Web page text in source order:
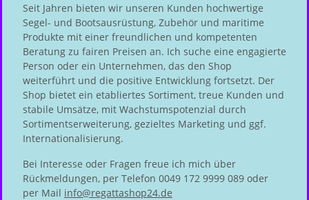
Seit Jahren bieten wir unseren Kunden hochwertige
Segel- und Bootsausrüstung, Zubehör und maritime
Produkte mit einer freundlichen und kompetenten
Beratung zu fairen Preisen an. Ich suche eine engagierte
Person oder ein Unternehmen, das den Shop
weiterführt und die positive Entwicklung fortsetzt. Der
Shop bietet ein etabliertes Sortiment, treue Kunden und
stabile Umsätze, mit Wachstumspotenzial durch
Sortimentserweiterung, gezieltes Marketing und ggf.
Internationalisierung.
Bei Interesse oder Fragen freue ich mich über
Rückmeldungen, per Telefon 0049 172 9999 089 oder
per Mail info@regattashop24.de